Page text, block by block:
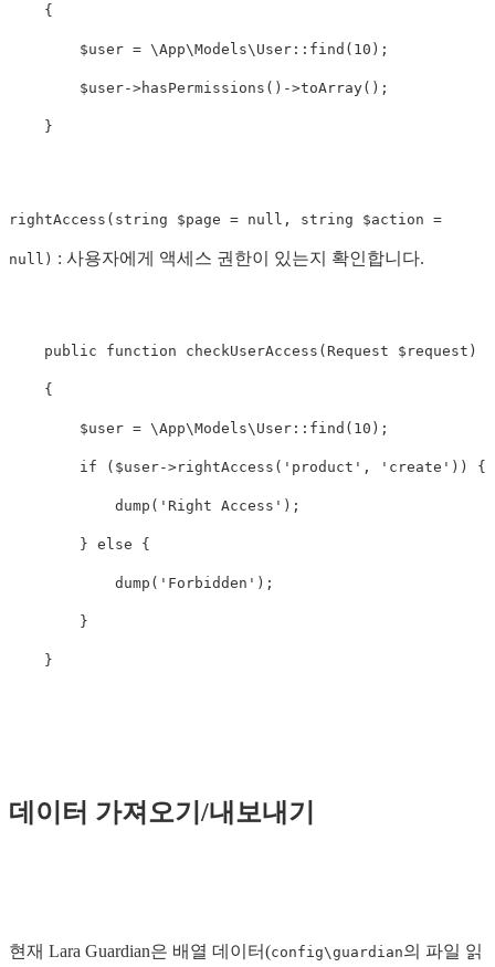
{
$user = \App\Models\User :: find ( 10 );
$user->hasPermissions () ->toArray();
}
rightAccess(string $page = null, string $action =
null) : 사용자에게 액세스 권한이 있는지 확인합니다.
public function checkUserAccess ( Request $request )
{
$user = \App\Models\User :: find ( 10 );
if ( $user->rightAccess ( 'product' , 'create' )) {
dump ( 'Right Access' );
} else {
dump ( 'Forbidden' );
}
}
데이터 가져오기/내보내기
현재 Lara Guardian은 배열 데이터(config\guardian의 파일 읽